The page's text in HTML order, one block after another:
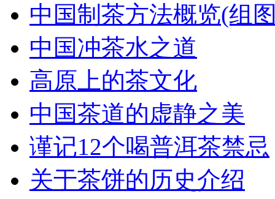
中国制茶方法概览(组
中国冲茶水之道
高原上的茶文化
中国茶道的虚静之美
谨记12个喝普洱茶禁忌
关于茶饼的历史介绍